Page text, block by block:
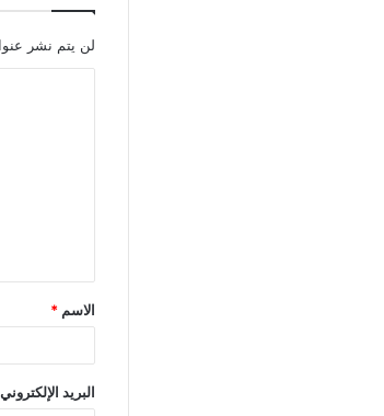
لن يتم نشر
ق
*
الاسم *
البريد الإلكتروني